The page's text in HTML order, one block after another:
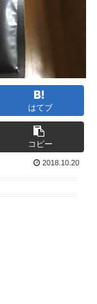
はてブ
コピー
2018.10.20